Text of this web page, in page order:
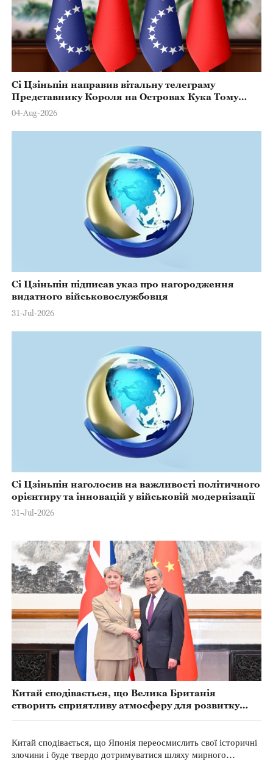
Сі Цзіньпін направив вітальну телеграму
Представнику Короля на Островах Кука Тому
Марстерсу з нагоди Дня Конституції
04-Aug-2026
Сі Цзіньпін підписав указ про нагородження
видатного військовослужбовця
31-Jul-2026
Сі Цзіньпін наголосив на важливості політичного
орієнтиру та інновацій у військовій модернізації
31-Jul-2026
Китай сподівається, що Велика Британія
створить сприятливу атмосферу для розвитку
Китай сподівається, що Японія переосмислить свої історичні
злочини і буде твердо дотримуватися шляху мирного